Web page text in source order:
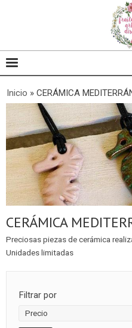
Inicio » CERÁMICA
CERÁMICA
Preciosas piezas de cerámica
Unidades limitadas
Filtrar por
Precio